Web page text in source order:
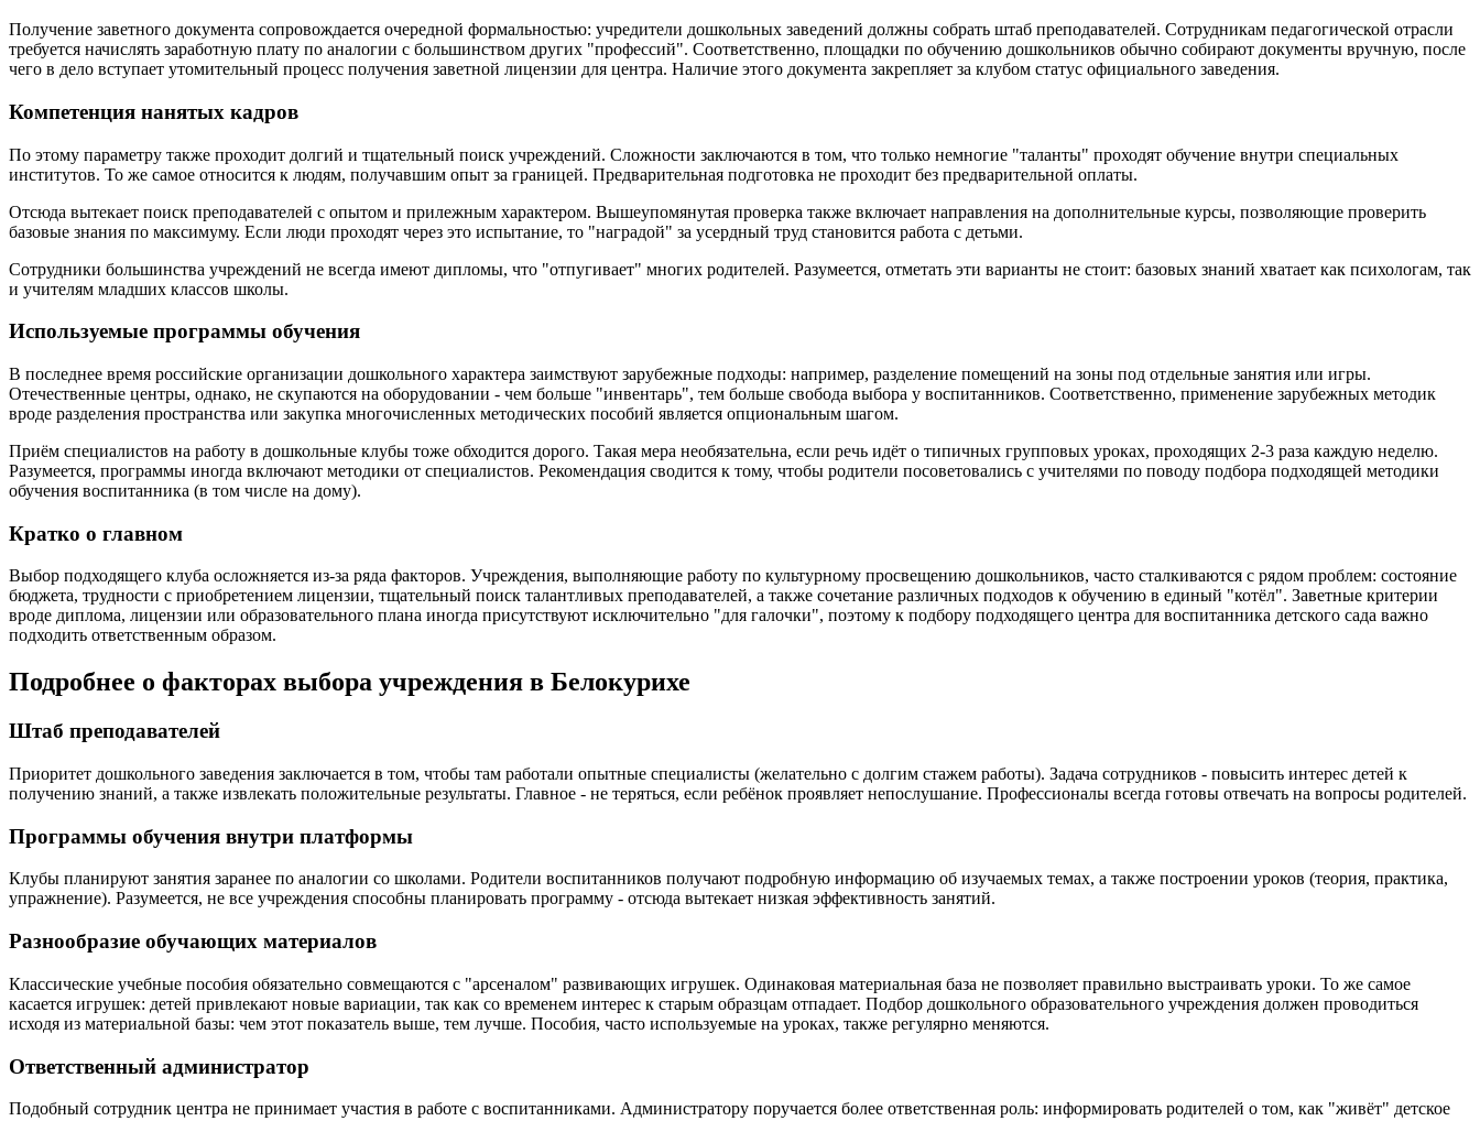
Получение заветного документа сопровождается очередной формальностью: учредители дошкольных заведений должны собрать штаб преподавателей. Сотрудникам педагогической отрасли
требуется начислять заработную плату по аналогии с большинством других "профессий". Соответственно, площадки по обучению дошкольников обычно собирают документы вручную, после
чего в дело вступает утомительный процесс получения заветной лицензии для центра. Наличие этого документа закрепляет за клубом статус официального заведения.
Компетенция нанятых кадров
По этому параметру также проходит долгий и тщательный поиск учреждений. Сложности заключаются в том, что только немногие "таланты" проходят обучение внутри специальных
институтов. То же самое относится к людям, получавшим опыт за границей. Предварительная подготовка не проходит без предварительной оплаты.
Отсюда вытекает поиск преподавателей с опытом и прилежным характером. Вышеупомянутая проверка также включает направления на дополнительные курсы, позволяющие проверить
базовые знания по максимуму. Если люди проходят через это испытание, то "наградой" за усердный труд становится работа с детьми.
Сотрудники большинства учреждений не всегда имеют дипломы, что "отпугивает" многих родителей. Разумеется, отметать эти варианты не стоит: базовых знаний хватает как психологам, так
и учителям младших классов школы.
Используемые программы обучения
В последнее время российские организации дошкольного характера заимствуют зарубежные подходы: например, разделение помещений на зоны под отдельные занятия или игры.
Отечественные центры, однако, не скупаются на оборудовании - чем больше "инвентарь", тем больше свобода выбора у воспитанников. Соответственно, применение зарубежных методик
вроде разделения пространства или закупка многочисленных методических пособий является опциональным шагом.
Приём специалистов на работу в дошкольные клубы тоже обходится дорого. Такая мера необязательна, если речь идёт о типичных групповых уроках, проходящих 2-3 раза каждую неделю.
Разумеется, программы иногда включают методики от специалистов. Рекомендация сводится к тому, чтобы родители посоветовались с учителями по поводу подбора подходящей методики
обучения воспитанника (в том числе на дому).
Кратко о главном
Выбор подходящего клуба осложняется из-за ряда факторов. Учреждения, выполняющие работу по культурному просвещению дошкольников, часто сталкиваются с рядом проблем: состояние
бюджета, трудности с приобретением лицензии, тщательный поиск талантливых преподавателей, а также сочетание различных подходов к обучению в единый "котёл". Заветные критерии
вроде диплома, лицензии или образовательного плана иногда присутствуют исключительно "для галочки", поэтому к подбору подходящего центра для воспитанника детского сада важно
подходить ответственным образом.
Подробнее о факторах выбора учреждения в Белокурихе
Штаб преподавателей
Приоритет дошкольного заведения заключается в том, чтобы там работали опытные специалисты (желательно с долгим стажем работы). Задача сотрудников - повысить интерес детей к
получению знаний, а также извлекать положительные результаты. Главное - не теряться, если ребёнок проявляет непослушание. Профессионалы всегда готовы отвечать на вопросы родителей.
Программы обучения внутри платформы
Клубы планируют занятия заранее по аналогии со школами. Родители воспитанников получают подробную информацию об изучаемых темах, а также построении уроков (теория, практика,
упражнение). Разумеется, не все учреждения способны планировать программу - отсюда вытекает низкая эффективность занятий.
Разнообразие обучающих материалов
Классические учебные пособия обязательно совмещаются с "арсеналом" развивающих игрушек. Одинаковая материальная база не позволяет правильно выстраивать уроки. То же самое
касается игрушек: детей привлекают новые вариации, так как со временем интерес к старым образцам отпадает. Подбор дошкольного образовательного учреждения должен проводиться
исходя из материальной базы: чем этот показатель выше, тем лучше. Пособия, часто используемые на уроках, также регулярно меняются.
Ответственный администратор
Подобный сотрудник центра не принимает участия в работе с воспитанниками. Администратору поручается более ответственная роль: информировать родителей о том, как "живёт" детское